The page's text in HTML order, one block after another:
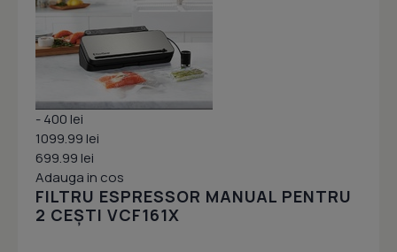
- 400 lei
1099.99 lei
699.99 lei
Adauga in cos
FILTRU ESPRESSOR MANUAL PENTRU
2 CEȘTI VCF161X